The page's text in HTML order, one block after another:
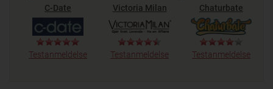
C-Date
Testanmeldelse
Victoria Milan
Testanmeldelse
Chaturbate
Testanmeldelse